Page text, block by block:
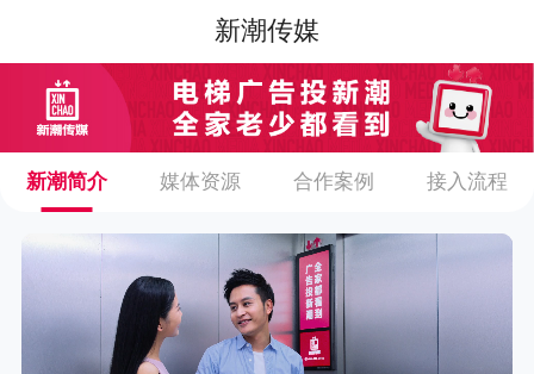
新潮传媒
新潮简介 媒体资源 合作案例 接入流程